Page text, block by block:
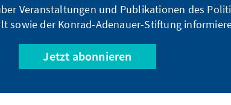
Veranstaltungen und Publikationen des
sowie der Konrad-Adenauer-Stiftung
Jetzt abonnieren